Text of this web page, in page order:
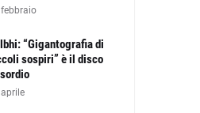
“Gigantografia di
sospiri” è il disco